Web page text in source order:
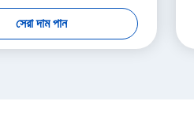
Twist Mesh Production
Equipment
সেরা দাম পান